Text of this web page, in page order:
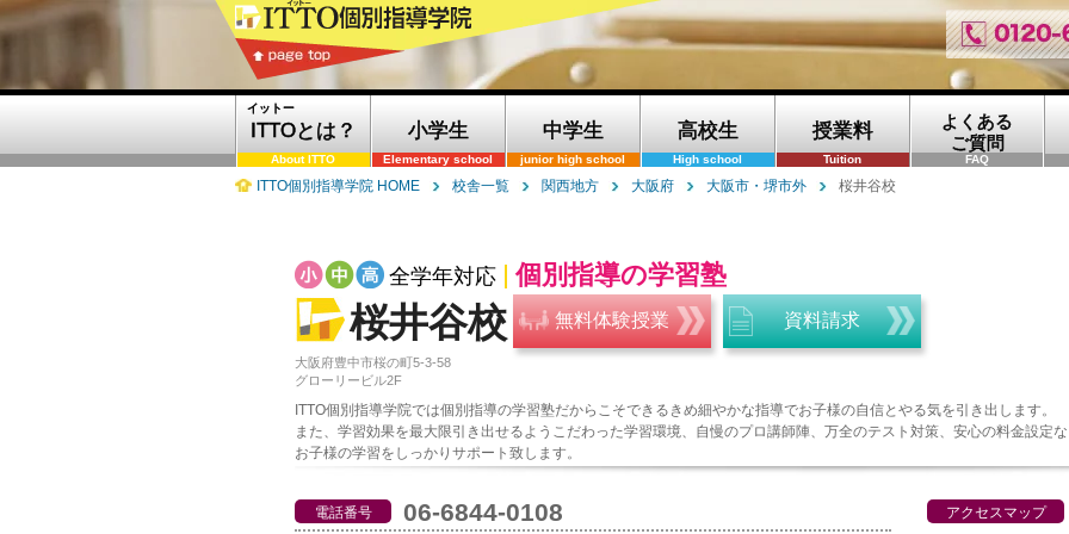
イットー
ITTOとは？
About ITTO
小学生
Elementary school
中学生
junior high school
高校生
High school
授業料
Tuition
よくある
ご質問
FAQ
ITTO個別指導学院 HOME 校舎一覧 関西地方 大阪府 大阪市・堺市外 桜井谷校
全学年対応 個別指導の学習塾
桜井谷校 無料体験授業 資料請求
大阪府豊中市桜の町5-3-58
グローリービル2F
ITTO個別指導学院では個別指導の学習塾だからこそできるきめ細やかな指導でお子様の自信とやる気を引き出します。
また、学習効果を最大限引き出せるようこだわった学習環境、自慢のプロ講師陣、万全のテスト対策、安心の料金設定
お子様の学習をしっかりサポート致します。
電話番号 06-6844-0108 アクセスマップ